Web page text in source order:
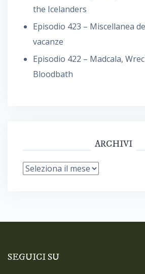
the Icelanders
Episodio 423 – Miscellanea
vacanze
Episodio 422 – Madcala,
Bloodbath
ARCHIVI
Archivi
SEGUICI SU